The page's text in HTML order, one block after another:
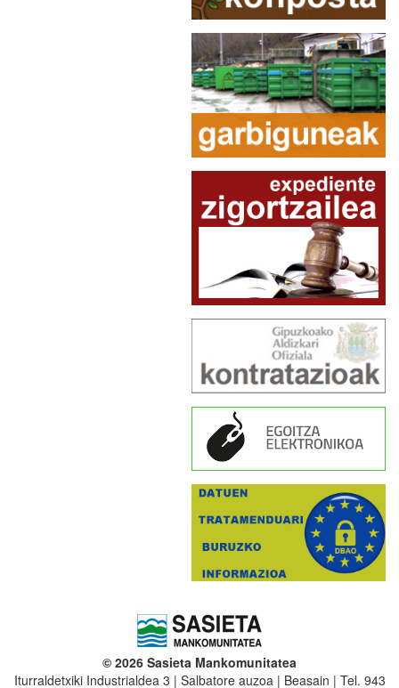
© 2026 Sasieta Mankomunitatea
Iturraldetxiki Industrialdea 3 | Salbatore auzoa | Beasain | Tel. 943